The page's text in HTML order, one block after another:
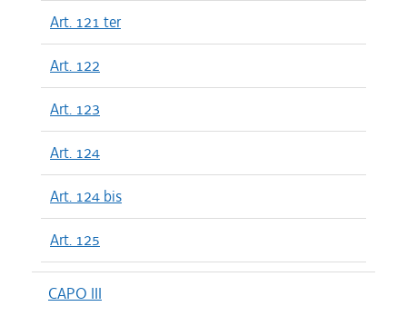
Art. 121 ter
Art. 122
Art. 123
Art. 124
Art. 124 bis
Art. 125
CAPO III